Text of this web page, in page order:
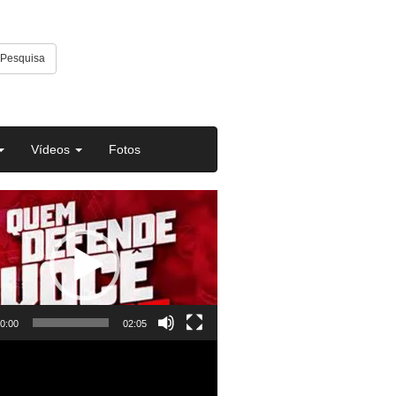
Pesquisa
Vídeos Fotos
02:05